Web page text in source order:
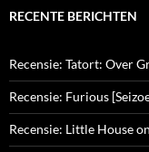
RECENTE BERICHTEN
Recensie: Tatort: Over
Recensie: Furious
Recensie: Little House